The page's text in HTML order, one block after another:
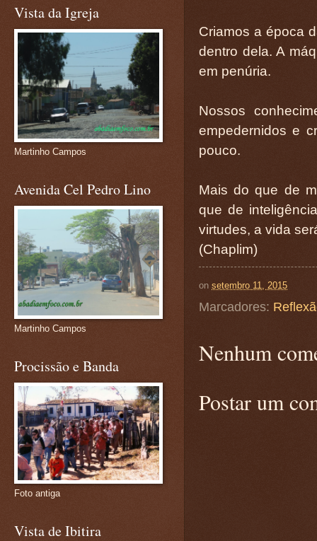
Criamos a época
dentro dela. A
em penúria.
Nossos
empedernidos e
pouco.
Mais do que de
que de
virtudes, a vida
(Chaplim)
on setembro 11, 2015
Marcadores:
Nenhum
Postar um
Vista da Igreja
Martinho Campos
Avenida Cel Pedro Lino
Martinho Campos
Procissão e Banda
Foto antiga
Vista de Ibitira